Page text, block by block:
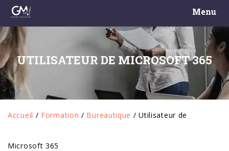
Menu
UTILISATEUR DE MICROSOFT 365
Accueil / Formation / Bureautique /Utilisateur de
Microsoft 365